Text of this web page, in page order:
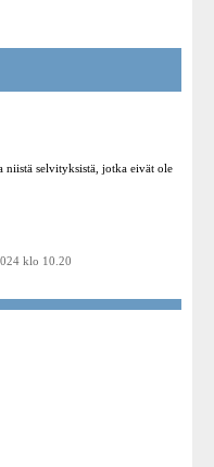
niistä selvityksistä, jotka eivät ole
klo 10.20